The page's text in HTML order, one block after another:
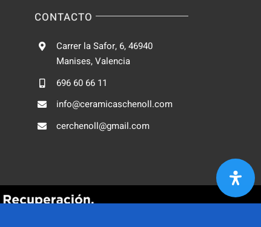
CONTACTO
Carrer la Safor, 6, 46940
Manises, Valencia
696 60 66 11
info@ceramicaschenoll.com
cerchenoll@gmail.com